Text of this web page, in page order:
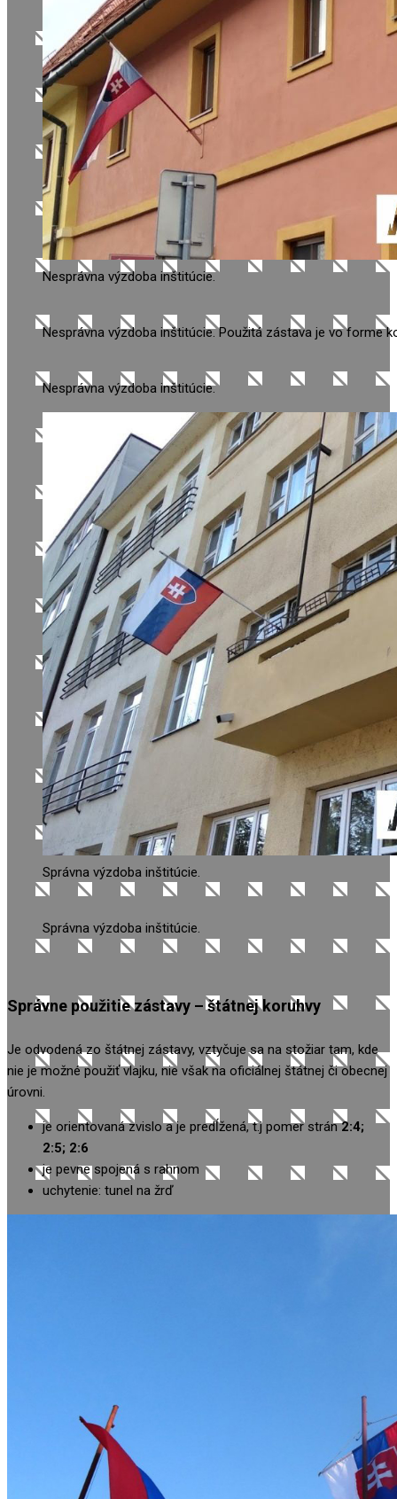
Nesprávna výzdoba inštitúcie.
Nesprávna výzdoba inštitúcie. Použitá zástava je vo forme
Nesprávna výzdoba inštitúcie.
Správna výzdoba inštitúcie.
Správna výzdoba inštitúcie.
Správne použitie zástavy – štátnej koruhvy
Je odvodená zo štátnej zástavy, vztyčuje sa na stožiar tam, kde
nie je možné použiť vlajku, nie však na oficiálnej štátnej či obecnej
úrovni.
je orientovaná zvislo a je predĺžená, t.j pomer strán2:4;
2:5; 2:6
je pevne spojená s rahnom
uchytenie: tunel na žrď